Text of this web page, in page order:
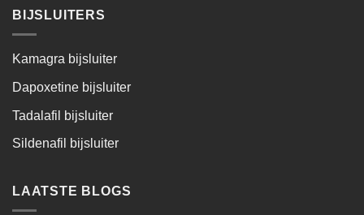
BIJSLUITERS
Kamagra bijsluiter
Dapoxetine bijsluiter
Tadalafil bijsluiter
Sildenafil bijsluiter
LAATSTE BLOGS